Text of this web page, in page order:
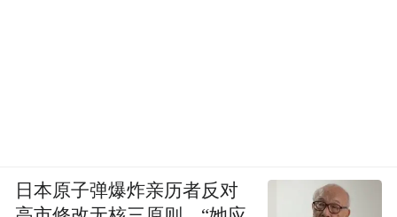
日本原子弹爆炸亲历者反对